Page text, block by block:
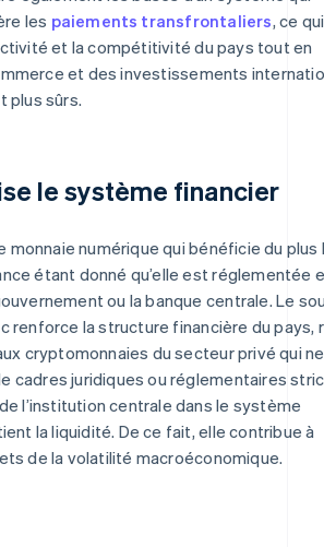
les paiements transfrontaliers, ce qui
et la compétitivité du pays tout en
et des investissements
plus sûrs.
le système financier
monnaie numérique qui bénéficie du plus
étant donné qu’elle est réglementée
ou la banque centrale. Le
renforce la structure financière du pays,
cryptomonnaies du secteur privé qui ne
cadres juridiques ou réglementaires
l’institution centrale dans le système
la liquidité. De ce fait, elle contribue à
de la volatilité macroéconomique.